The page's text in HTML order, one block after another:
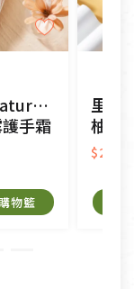
於變質或損壞
損者。
私人消耗性產
品本身有瑕疵
適用準
La Vie Naturelle
手霜
物籃
里仁
柚籽
$29